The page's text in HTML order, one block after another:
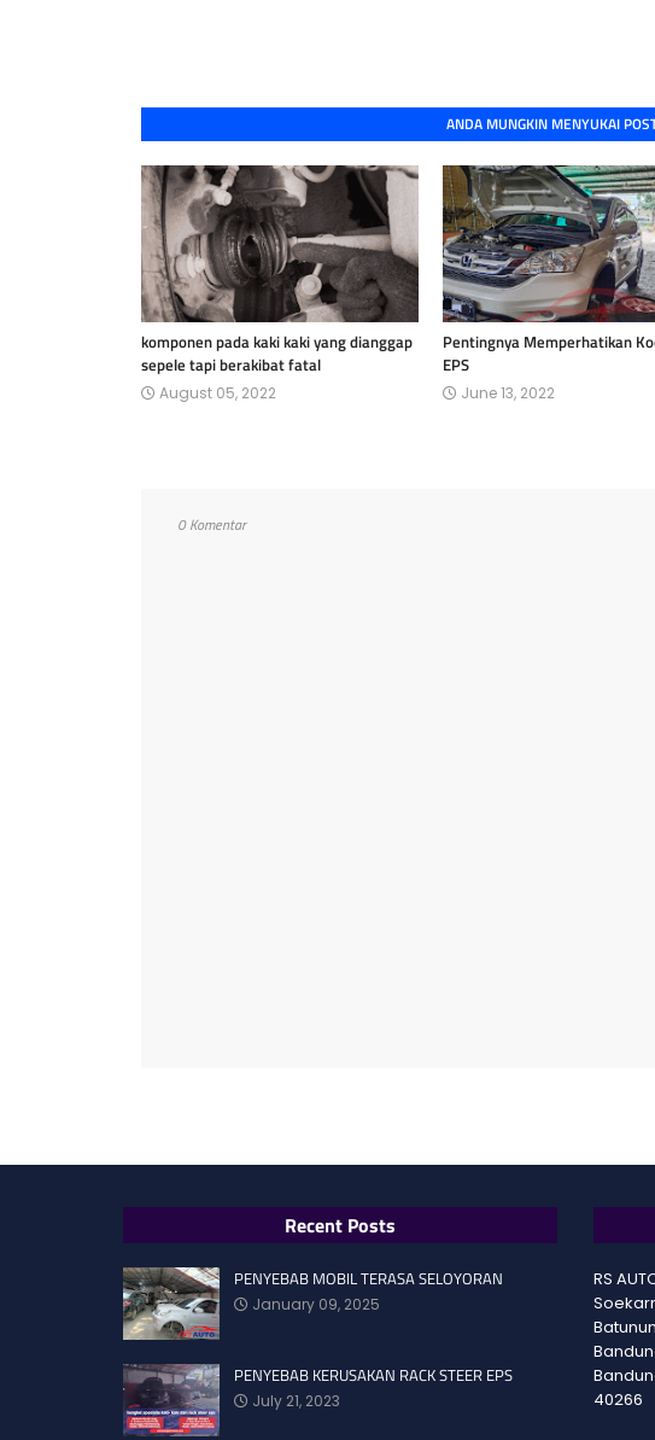
ANDA MUNGKIN MENYUKAI
komponen pada kaki kaki yang dianggap
sepele tapi berakibat fatal
August 05, 2022
Pentingnya Memperhatikan
EPS
June 13, 2022
0 Komentar
Recent Posts
PENYEBAB MOBIL TERASA SELOYORAN
January 09, 2025
PENYEBAB KERUSAKAN RACK STEER EPS
July 21, 2023
RS
40266